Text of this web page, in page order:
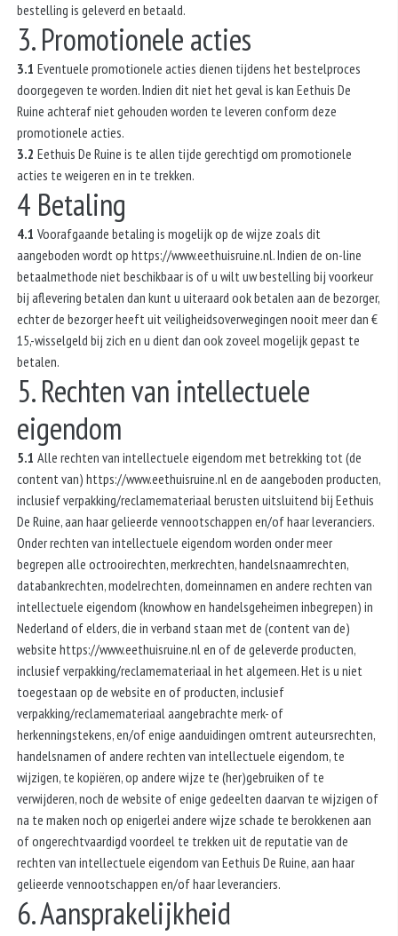
bestelling is geleverd en betaald.
3. Promotionele acties
3.1 Eventuele promotionele acties dienen tijdens het bestelproces
doorgegeven te worden. Indien dit niet het geval is kan Eethuis De
Ruine achteraf niet gehouden worden te leveren conform deze
promotionele acties.
3.2 Eethuis De Ruine is te allen tijde gerechtigd om promotionele
acties te weigeren en in te trekken.
4 Betaling
4.1 Voorafgaande betaling is mogelijk op de wijze zoals dit
aangeboden wordt op https://www.eethuisruine.nl. Indien de on-line
betaalmethode niet beschikbaar is of u wilt uw bestelling bij voorkeur
bij aflevering betalen dan kunt u uiteraard ook betalen aan de bezorger,
echter de bezorger heeft uit veiligheidsoverwegingen nooit meer dan €
15,-wisselgeld bij zich en u dient dan ook zoveel mogelijk gepast te
betalen.
5. Rechten van intellectuele
eigendom
5.1 Alle rechten van intellectuele eigendom met betrekking tot (de
content van) https://www.eethuisruine.nl en de aangeboden producten,
inclusief verpakking/reclamemateriaal berusten uitsluitend bij Eethuis
De Ruine, aan haar gelieerde vennootschappen en/of haar leveranciers.
Onder rechten van intellectuele eigendom worden onder meer
begrepen alle octrooirechten, merkrechten, handelsnaamrechten,
databankrechten, modelrechten, domeinnamen en andere rechten van
intellectuele eigendom (knowhow en handelsgeheimen inbegrepen) in
Nederland of elders, die in verband staan met de (content van de)
website https://www.eethuisruine.nl en of de geleverde producten,
inclusief verpakking/reclamemateriaal in het algemeen. Het is u niet
toegestaan op de website en of producten, inclusief
verpakking/reclamemateriaal aangebrachte merk- of
herkenningstekens, en/of enige aanduidingen omtrent auteursrechten,
handelsnamen of andere rechten van intellectuele eigendom, te
wijzigen, te kopiëren, op andere wijze te (her)gebruiken of te
verwijderen, noch de website of enige gedeelten daarvan te wijzigen of
na te maken noch op enigerlei andere wijze schade te berokkenen aan
of ongerechtvaardigd voordeel te trekken uit de reputatie van de
rechten van intellectuele eigendom van Eethuis De Ruine, aan haar
gelieerde vennootschappen en/of haar leveranciers.
6. Aansprakelijkheid